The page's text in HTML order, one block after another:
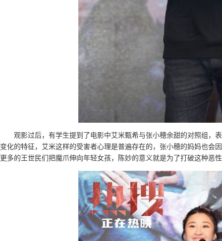
观影过后，有学生提到了电影中艾米甄希与张小穂余甜的对照组，
变化的特征，艾米这样的受害者心理是普遍存在的，张小穂的妈妈也会
更多的王世民们把魔爪伸向年轻女孩，陈妙的意义就是为了打破这种恶